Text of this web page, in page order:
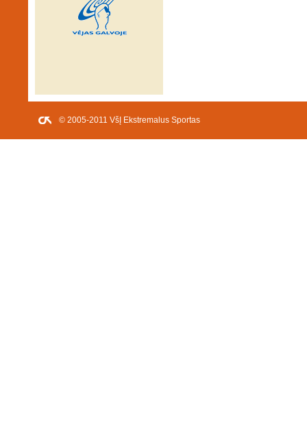
© 2005-2011 VšĮ Ekstremalus Sportas